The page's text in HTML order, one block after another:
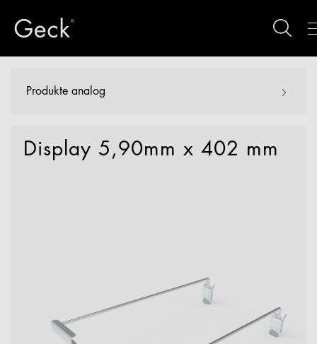
Produkte analog
Display 5,90mm x 402 mm